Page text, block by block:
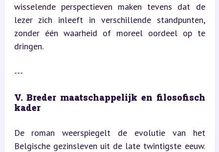
wisselende perspectieven maken tevens dat de
lezer zich inleeft in verschillende standpunten,
zonder één waarheid of moreel oordeel op te
dringen.
---
V. Breder maatschappelijk en filosofisch
kader
De roman weerspiegelt de evolutie van het
Belgische gezinsleven uit de late twintigste eeuw.